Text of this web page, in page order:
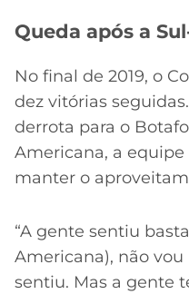
Queda após a
No final de 2019, o
dez vitórias
derrota para o
Americana, a
manter o
“A gente sentiu
Americana), não
sentiu. Mas a gente